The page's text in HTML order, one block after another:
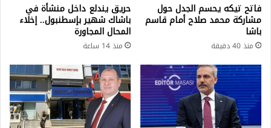
فاتح تيكه يحسم الجدل حول
مشاركة محمد صلاح أمام قاسم
باشا
منذ 40 دقيقة
حريق يندلع داخل منشأة في
باشاك شهير بإسطنبول.. إخلاء
المحال المجاورة
منذ 14 ساعة